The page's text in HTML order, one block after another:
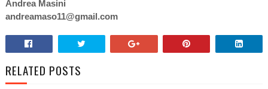
Andrea Masini
andreamaso11@gmail.com
RELATED POSTS